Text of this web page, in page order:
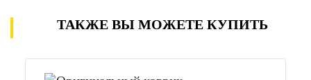
ТАКЖЕ ВЫ МОЖЕТЕ КУПИТЬ